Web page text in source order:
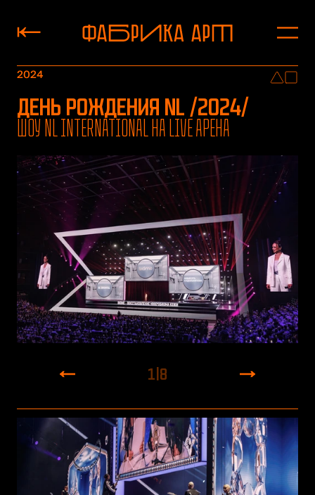
ДЕНЬ РОЖДЕНИЯ NL /2024/
ШОУ NL INTERNATIONAL на Live Арена
1 8
2024